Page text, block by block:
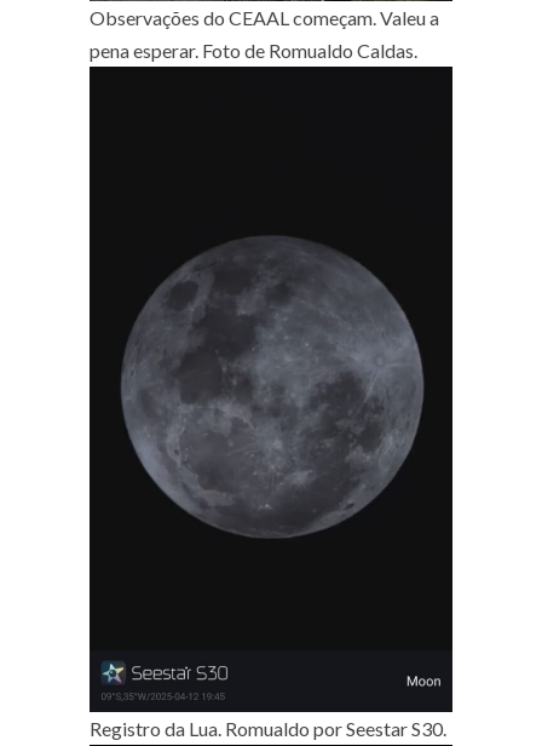
Observações do CEAAL começam. Valeu a
pena esperar. Foto de Romualdo Caldas.
Registro da Lua. Romualdo por Seestar S30.